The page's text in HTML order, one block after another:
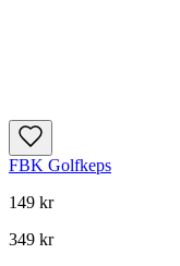
FBK Golfkeps
149 kr
349 kr